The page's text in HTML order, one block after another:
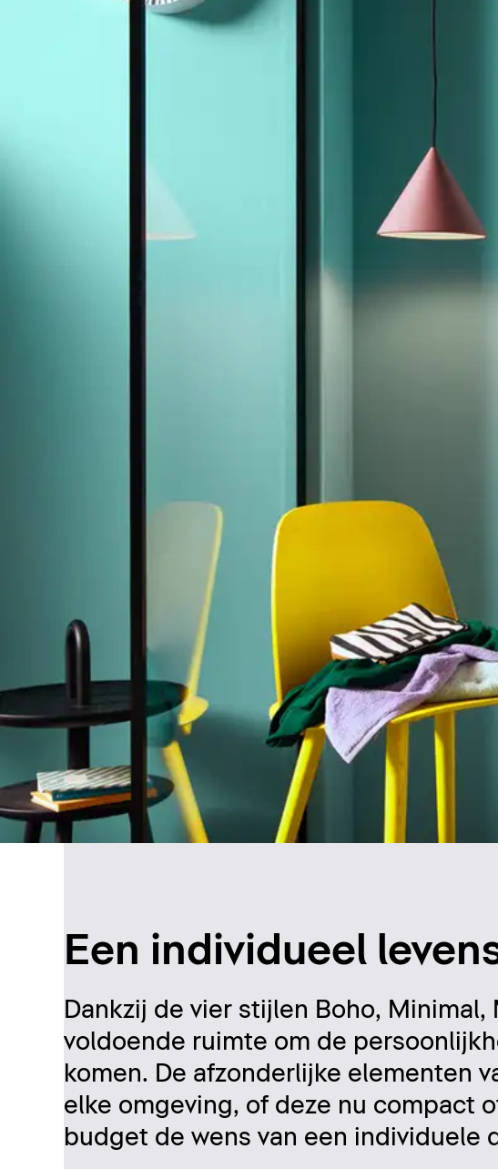
Een individueel
Dankzij de vier stijlen Boho,
voldoende ruimte om de
komen. De afzonderlijke elementen
elke omgeving, of deze nu compact
budget de wens van een individuele